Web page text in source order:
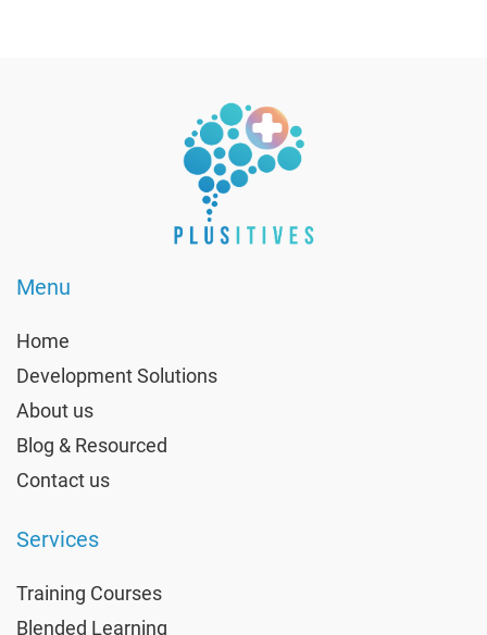
Menu
Home
Development Solutions
About us
Blog & Resourced
Contact us
Services
Training Courses
Blended Learning